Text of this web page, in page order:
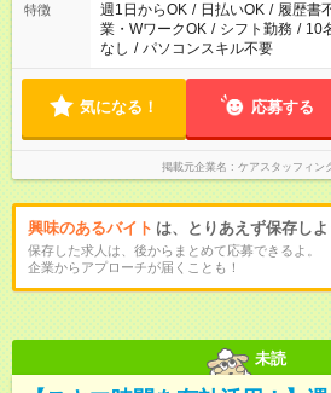
特徴 週1日からOK / 日払いOK / 履歴書
業・WワークOK / シフト勤務 / 10
なし / パソコンスキル不要
気になる！ 応募する
掲載元企業名 ケアスタッフィン
興味のあるバイト は、とりあえず保存しよ
保存した求人は、後からまとめて応募できるよ。
企業からアプローチが届くことも！
未読